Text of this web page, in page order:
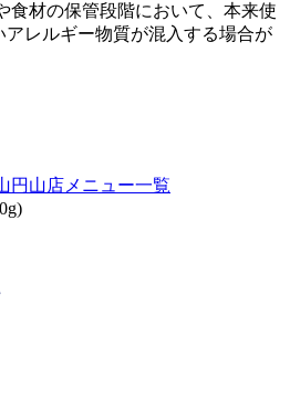
食材の保管段階において、本来使
アレルギー物質が混入する場合が
円山店メニュー一覧